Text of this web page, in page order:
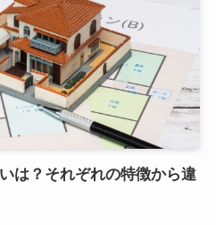
は？それぞれの特徴から違